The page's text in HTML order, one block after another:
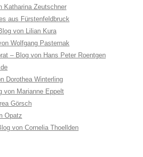
Katharina Zeutschner
aus Fürstenfeldbruck
von Lilian Kura
Wolfgang Pasternak
– Blog von Hans Peter Roentgen
Dorothea Winterling
von Marianne Eppelt
Görsch
Opatz
von Cornelia Thoellden